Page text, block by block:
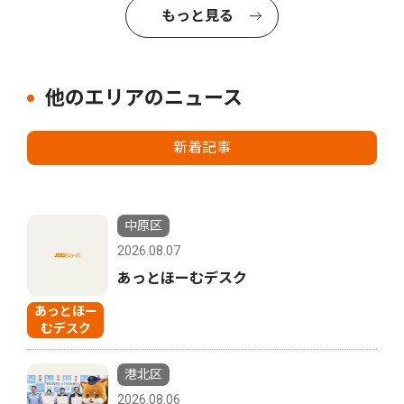
もっと見る
他のエリアのニュース
新着記事
あっとほー
むデスク
中原区
2026.08.07
あっとほーむデスク
港北区
2026.08.06